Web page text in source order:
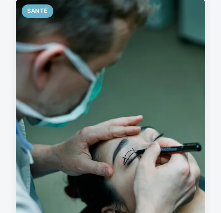
SANTÉ